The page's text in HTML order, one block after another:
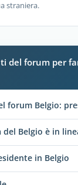
straniera.
del forum per
forum Belgio:
del Belgio è in
in Belgio